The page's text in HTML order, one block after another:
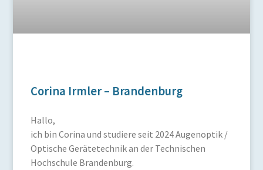
Corina Irmler – Brandenburg
Hallo,
ich bin Corina und studiere seit 2024 Augenoptik /
Optische Gerätetechnik an der Technischen
Hochschule Brandenburg.